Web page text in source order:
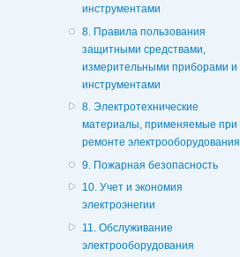
инcтрументами
8. Правила пользования
защитными средствами,
измерительными приборами и
инcтрументами
8. Электротехнические
материалы, применяемые при
ремонте электрооборудования
9. Пожарная безопасность
10. Учет и экономия
электроэнегии
11. Обслуживание
электрооборудования